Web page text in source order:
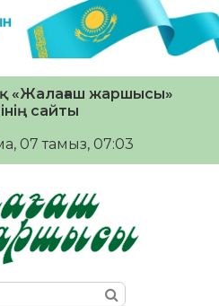
«Жалағаш жаршысы»
сайты
07 тамыз, 07:03